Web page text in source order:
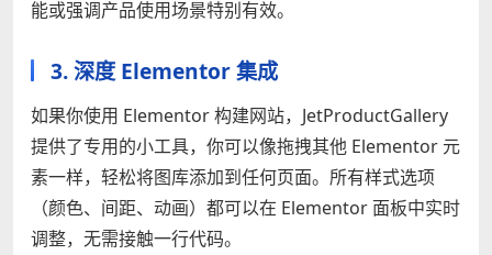
能或强调产品使用场景特别有效。
3. 深度 Elementor 集成
如果你使用 Elementor 构建网站，JetProductGallery
提供了专用的小工具，你可以像拖拽其他 Elementor 元
素一样，轻松将图库添加到任何页面。所有样式选项
（颜色、间距、动画）都可以在 Elementor 面板中实时
调整，无需接触一行代码。